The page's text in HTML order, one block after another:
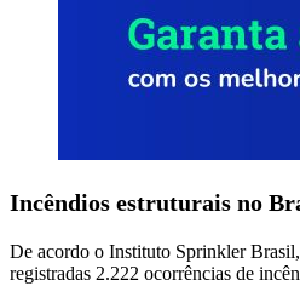
Incêndios estruturais no
De acordo o Instituto Sprinkler
registradas 2.222 ocorrências de